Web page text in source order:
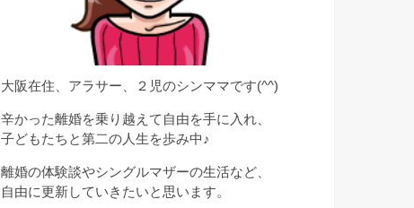
大阪在住、アラサー、２児のシンママです(^^)
辛かった離婚を乗り越えて自由を手に入れ、
子どもたちと第二の人生を歩み中♪
離婚の体験談やシングルマザーの生活など、
自由に更新していきたいと思います。